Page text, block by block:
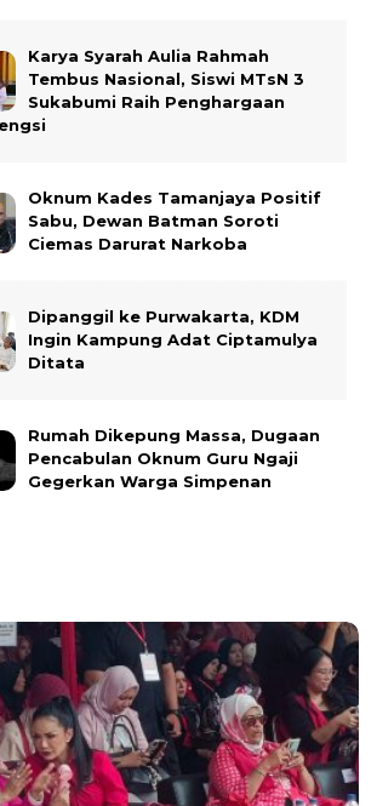
Karya Syarah Aulia Rahmah
Tembus Nasional, Siswi MTsN 3
Sukabumi Raih Penghargaan
Oknum Kades Tamanjaya Positif
Sabu, Dewan Batman Soroti
Ciemas Darurat Narkoba
Dipanggil ke Purwakarta, KDM
Ingin Kampung Adat Ciptamulya
Ditata
Rumah Dikepung Massa, Dugaan
Pencabulan Oknum Guru Ngaji
Gegerkan Warga Simpenan